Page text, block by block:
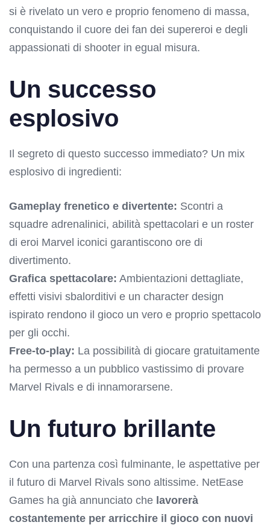
si è rivelato un vero e proprio fenomeno di massa,
conquistando il cuore dei fan dei supereroi e degli
appassionati di shooter in egual misura.
Un successo
esplosivo
Il segreto di questo successo immediato? Un mix
esplosivo di ingredienti:
Gameplay frenetico e divertente: Scontri a
squadre adrenalinici, abilità spettacolari e un roster
di eroi Marvel iconici garantiscono ore di
divertimento.
Grafica spettacolare: Ambientazioni dettagliate,
effetti visivi sbalorditivi e un character design
ispirato rendono il gioco un vero e proprio spettacolo
per gli occhi.
Free-to-play: La possibilità di giocare gratuitamente
ha permesso a un pubblico vastissimo di provare
Marvel Rivals e di innamorarsene.
Un futuro brillante
Con una partenza così fulminante, le aspettative per
il futuro di Marvel Rivals sono altissime. NetEase
Games ha già annunciato che lavorerà
costantemente per arricchire il gioco con nuovi